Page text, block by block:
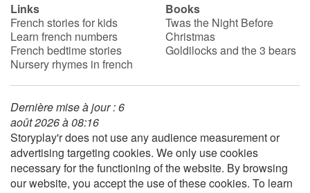
Links
French stories for kids
Learn french numbers
French bedtime stories
Nursery rhymes in french
Books
Twas the Night Before
Christmas
Goldilocks and the 3 bears
Dernière mise à jour : 6
août 2026 à 08:16
Storyplay'r does not use any audience measurement or
advertising targeting cookies. We only use cookies
necessary for the functioning of the website. By browsing
our website, you accept the use of these cookies. To learn